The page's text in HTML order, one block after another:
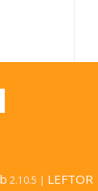
2.10.5 | LEFTOR